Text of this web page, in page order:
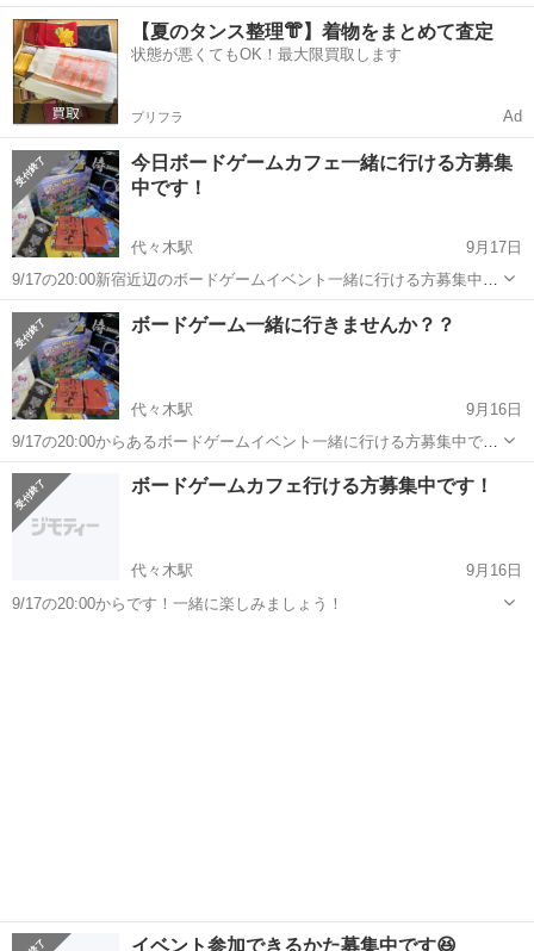
す！
東京 新宿区 代々木駅 その他
【夏のタンス整理👘】着物をまとめて査定
状態が悪くてもOK！最大限買取します
プリフラ Ad
今日ボードゲームカフェ一緒に行ける方募集
中です！
代々木駅
9月17日
9/17の20:00新宿近辺のボードゲームイベント一緒に行ける方募集中で
す！
東京 新宿区 代々木駅 その他 ボード
ボードゲーム一緒に行きませんか？？
代々木駅
9月16日
9/17の20:00からあるボードゲームイベント一緒に行ける方募集中で
す！
東京 代々木駅 その他 ボード
ボードゲームカフェ行ける方募集中です！
代々木駅
9月16日
9/17の20:00からです！一緒に楽しみましょう！
イベント参加できるかた募集中です😆